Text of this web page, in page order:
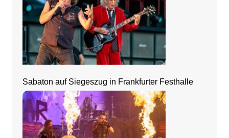
Sabaton auf Siegeszug in Frankfurter Festhalle